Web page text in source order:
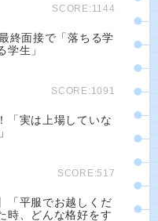
SCORE:1144
終面接で「落ちる学
学生」
SCORE:1091
「実は上場していな
SCORE:517
「平服でお越しくだ
時、どんな格好をす